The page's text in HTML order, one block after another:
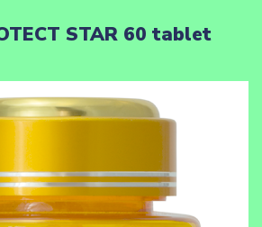
STAR 60 tablet